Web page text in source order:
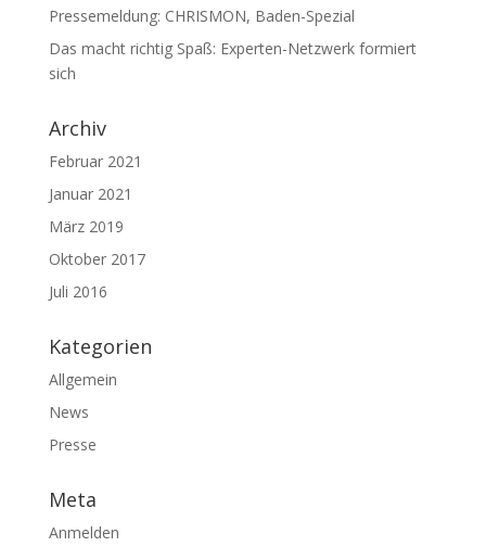
Pressemeldung: CHRISMON, Baden-Spezial
Das macht richtig Spaß: Experten-Netzwerk formiert
sich
Archiv
Februar 2021
Januar 2021
März 2019
Oktober 2017
Juli 2016
Kategorien
Allgemein
News
Presse
Meta
Anmelden